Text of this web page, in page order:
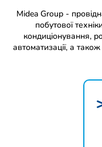
Midea Group -
побутової
кондиціонування,
автоматизації, а